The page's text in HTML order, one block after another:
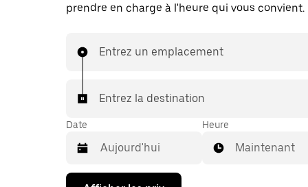
prendre en charge à l'heure qui vous convient.
Entrez un emplacement
Entrez la destination
Date
Appuyez
Heure
Maintenant